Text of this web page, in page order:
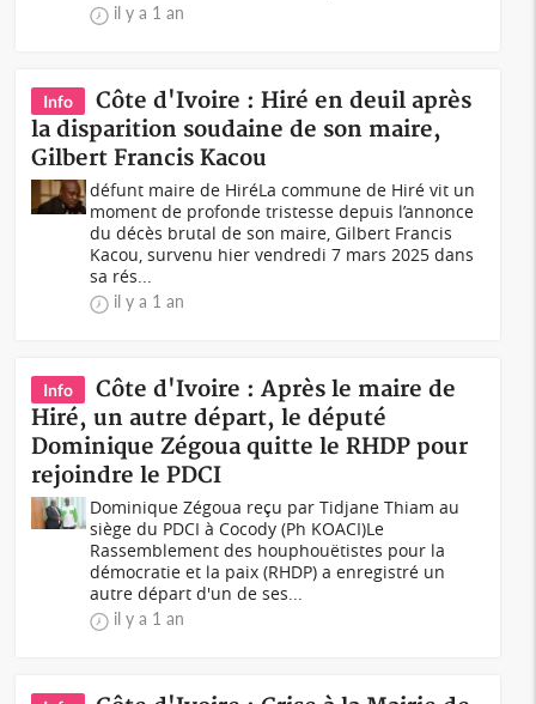
il y a 1 an
Info
Côte d'Ivoire : Hiré en deuil après
la disparition soudaine de son maire,
Gilbert Francis Kacou
défunt maire de HiréLa commune de Hiré vit un
moment de profonde tristesse depuis l’annonce
du décès brutal de son maire, Gilbert Francis
Kacou, survenu hier vendredi 7 mars 2025 dans
sa rés...
il y a 1 an
Info
Côte d'Ivoire : Après le maire de
Hiré, un autre départ, le député
Dominique Zégoua quitte le RHDP pour
rejoindre le PDCI
Dominique Zégoua reçu par Tidjane Thiam au
siège du PDCI à Cocody (Ph KOACI)Le
Rassemblement des houphouëtistes pour la
démocratie et la paix (RHDP) a enregistré un
autre départ d'un de ses...
il y a 1 an